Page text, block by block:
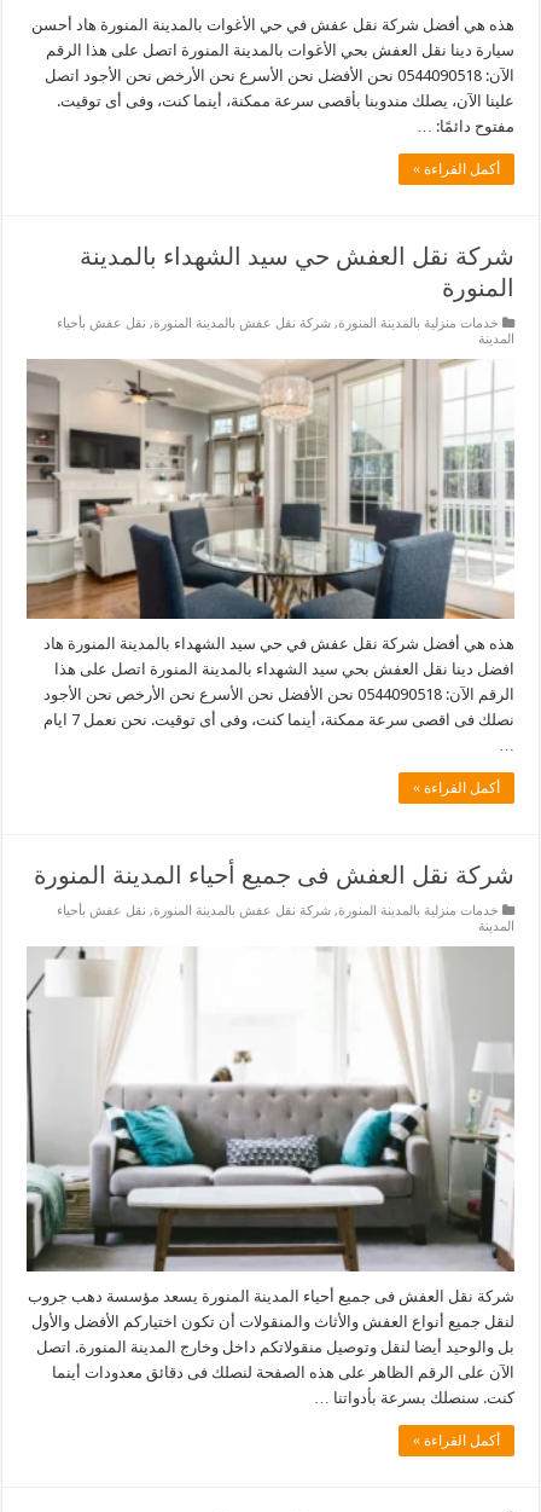
هذه هي أفضل شركة نقل عفش في حي الأغوات بالمدينة المنورة هاد أحسن
سيارة دينا نقل العفش بحي الأغوات بالمدينة المنورة اتصل على هذا الرقم
الآن: 0544090518 نحن الأفضل نحن الأسرع نحن الأرخص نحن الأجود اتصل
علينا الآن، يصلك مندوبنا بأقصى سرعة ممكنة، أينما كنت، وفى أى توقيت.
مفتوح دائمًا: …
أكمل القراءة »
شركة نقل العفش حي سيد الشهداء بالمدينة
المنورة
خدمات منزلية بالمدينة المنورة,شركة نقل عفش بالمدينة المنورة, نقل عفش بأحياء
المدينة
هذه هي أفضل شركة نقل عفش في حي سيد الشهداء بالمدينة المنورة هاد
افضل دينا نقل العفش بحي سيد الشهداء بالمدينة المنورة اتصل على هذا
الرقم الآن: 0544090518 نحن الأفضل نحن الأسرع نحن الأرخص نحن الأجود
نصلك فى اقصى سرعة ممكنة، أينما كنت، وفى أى توقيت. نحن نعمل 7 ايام
…
أكمل القراءة »
شركة نقل العفش فى جميع أحياء المدينة المنورة
خدمات منزلية بالمدينة المنورة,شركة نقل عفش بالمدينة المنورة, نقل عفش بأحياء
المدينة
شركة نقل العفش فى جميع أحياء المدينة المنورة يسعد مؤسسة دهب جروب
لنقل جميع أنواع العفش والأثاث والمنقولات أن تكون اختياركم الأفضل والأول
بل والوحيد أيضا لنقل وتوصيل منقولاتكم داخل وخارج المدينة المنورة. اتصل
الآن على الرقم الظاهر على هذه الصفحة لنصلك فى دقائق معدودات أينما
كنت. سنصلك بسرعة بأدواتنا …
أكمل القراءة »